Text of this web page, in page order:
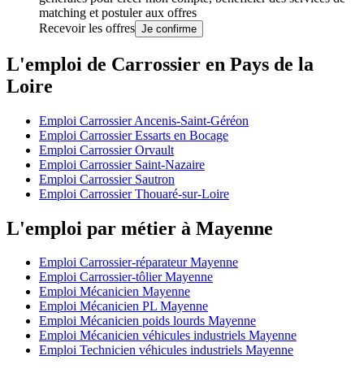
matching et postuler aux offres
Recevoir les offres Je confirme
L'emploi de Carrossier en Pays de la
Loire
Emploi Carrossier Ancenis-Saint-Géréon
Emploi Carrossier Essarts en Bocage
Emploi Carrossier Orvault
Emploi Carrossier Saint-Nazaire
Emploi Carrossier Sautron
Emploi Carrossier Thouaré-sur-Loire
L'emploi par métier à Mayenne
Emploi Carrossier-réparateur Mayenne
Emploi Carrossier-tôlier Mayenne
Emploi Mécanicien Mayenne
Emploi Mécanicien PL Mayenne
Emploi Mécanicien poids lourds Mayenne
Emploi Mécanicien véhicules industriels Mayenne
Emploi Technicien véhicules industriels Mayenne